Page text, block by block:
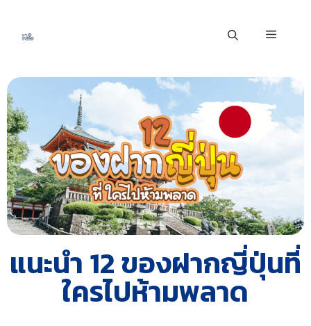
แนะนำ 12 ของฝากญี่ปุ่นที่
ใครไปห้ามพลาด